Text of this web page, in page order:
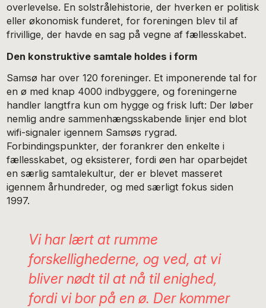
overlevelse. En solstrålehistorie, der hverken er politisk
eller økonomisk funderet, for foreningen blev til af
frivillige, der havde en sag på vegne af fællesskabet.
Den konstruktive samtale holdes i form
Samsø har over 120 foreninger. Et imponerende tal for
en ø med knap 4000 indbyggere, og foreningerne
handler langtfra kun om hygge og frisk luft: Der løber
nemlig andre sammenhængsskabende linjer end blot
wifi-signaler igennem Samsøs rygrad.
Forbindingspunkter, der forankrer den enkelte i
fællesskabet, og eksisterer, fordi øen har oparbejdet
en særlig samtalekultur, der er blevet masseret
igennem århundreder, og med særligt fokus siden
1997.
Vi har lært at rumme
forskellighederne, og ved, at vi
bliver nødt til at nå til enighed,
fordi vi bor på en ø. Der kommer